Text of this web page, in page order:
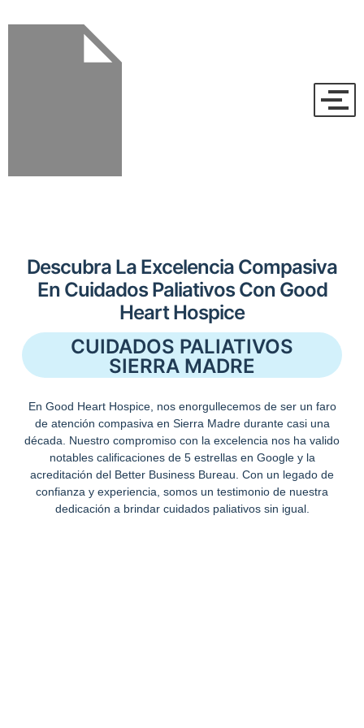
Descubra La Excelencia Compasiva
En Cuidados Paliativos Con Good
Heart Hospice
CUIDADOS PALIATIVOS
SIERRA MADRE
En Good Heart Hospice, nos enorgullecemos de ser un faro
de atención compasiva en Sierra Madre durante casi una
década. Nuestro compromiso con la excelencia nos ha valido
notables calificaciones de 5 estrellas en Google y la
acreditación del Better Business Bureau. Con un legado de
confianza y experiencia, somos un testimonio de nuestra
dedicación a brindar cuidados paliativos sin igual.